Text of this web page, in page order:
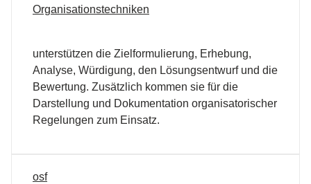
Organisationstechniken
unterstützen die Zielformulierung, Erhebung,
Analyse, Würdigung, den Lösungsentwurf und die
Bewertung. Zusätzlich kommen sie für die
Darstellung und Dokumentation organisatorischer
Regelungen zum Einsatz.
osf